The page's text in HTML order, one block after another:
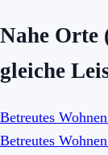
Nahe Orte
gleiche
Betreutes
Betreutes